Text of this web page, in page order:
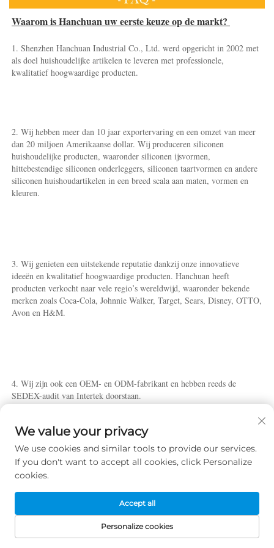
Waarom is Hanchuan uw eerste keuze op de markt?
1. Shenzhen Hanchuan Industrial Co., Ltd. werd opgericht in 2002 met
als doel huishoudelijke artikelen te leveren met professionele,
kwalitatief hoogwaardige producten.
2. Wij hebben meer dan 10 jaar exportervaring en een omzet van meer
dan 20 miljoen Amerikaanse dollar. Wij produceren siliconen
huishoudelijke producten, waaronder siliconen ijsvormen,
hittebestendige siliconen onderleggers, siliconen taartvormen en andere
siliconen huishoudartikelen in een breed scala aan maten, vormen en
kleuren.
3. Wij genieten een uitstekende reputatie dankzij onze innovatieve
ideeën en kwalitatief hoogwaardige producten. Hanchuan heeft
producten verkocht naar vele regio’s wereldwijd, waaronder bekende
merken zoals Coca-Cola, Johnnie Walker, Target, Sears, Disney, OTTO,
Avon en H&M.
4. Wij zijn ook een OEM- en ODM-fabrikant en hebben reeds de
SEDEX-audit van Intertek doorstaan.
5. Wij beschikken over een professioneel engineeringteam en twee
fabrieken om aan de uiteenlopende behoeften van onze klanten te
kunnen voldoen.
We value your privacy
We use cookies and similar tools to provide our services.
If you don't want to accept all cookies, click Personalize
cookies.
Personalize cookies
Accept all